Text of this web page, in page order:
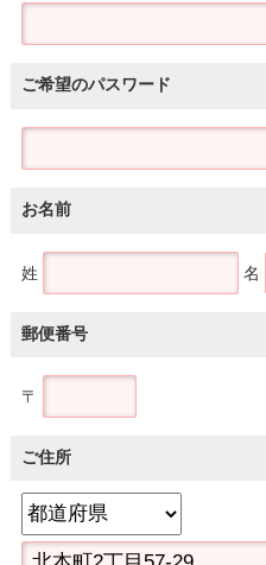
ご希望のパスワード
お名前
姓 名
郵便番号
〒
ご住所